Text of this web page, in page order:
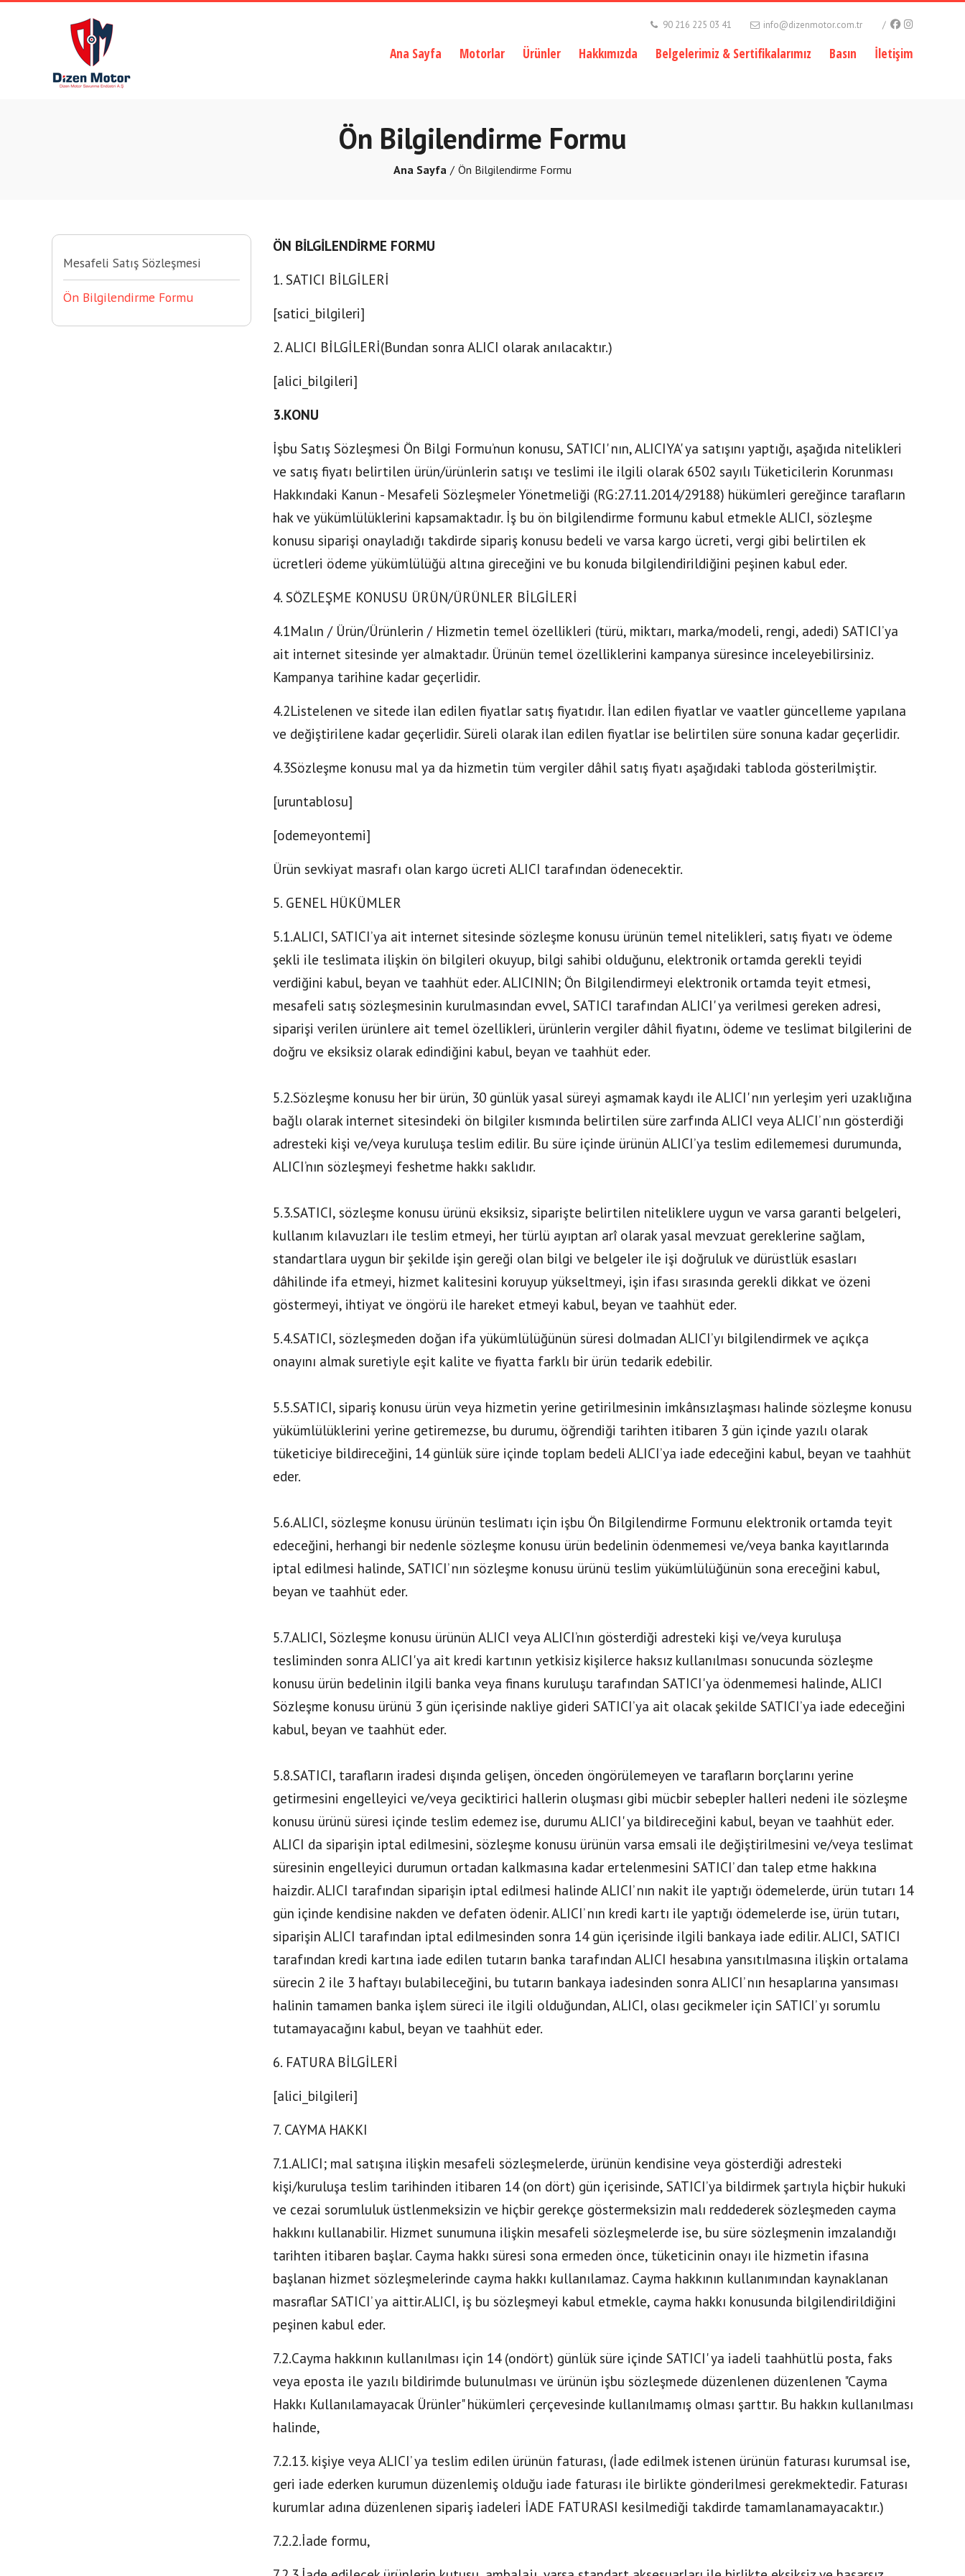
90 216 225 03 41 info@dizenmotor.com.tr
Ana Sayfa Motorlar Ürünler Hakkımızda Belgelerimiz & Sertifikalarımız Basın İletişim
Ön Bilgilendirme Formu
Ana Sayfa Ön Bilgilendirme Formu
Mesafeli Satış Sözleşmesi
Ön Bilgilendirme Formu
ÖN BİLGİLENDİRME FORMU
1. SATICI BİLGİLERİ
[satici_bilgileri]
2. ALICI BİLGİLERİ(Bundan sonra ALICI olarak anılacaktır.)
[alici_bilgileri]
3.KONU
İşbu Satış Sözleşmesi Ön Bilgi Formu’nun konusu, SATICI' nın, ALICIYA' ya satışını yaptığı, aşağıda nitelikleri
ve satış fiyatı belirtilen ürün/ürünlerin satışı ve teslimi ile ilgili olarak 6502 sayılı Tüketicilerin Korunması
Hakkındaki Kanun - Mesafeli Sözleşmeler Yönetmeliği (RG:27.11.2014/29188) hükümleri gereğince tarafların
hak ve yükümlülüklerini kapsamaktadır. İş bu ön bilgilendirme formunu kabul etmekle ALICI, sözleşme
konusu siparişi onayladığı takdirde sipariş konusu bedeli ve varsa kargo ücreti, vergi gibi belirtilen ek
ücretleri ödeme yükümlülüğü altına gireceğini ve bu konuda bilgilendirildiğini peşinen kabul eder.
4. SÖZLEŞME KONUSU ÜRÜN/ÜRÜNLER BİLGİLERİ
4.1Malın / Ürün/Ürünlerin / Hizmetin temel özellikleri (türü, miktarı, marka/modeli, rengi, adedi) SATICI’ya
ait internet sitesinde yer almaktadır. Ürünün temel özelliklerini kampanya süresince inceleyebilirsiniz.
Kampanya tarihine kadar geçerlidir.
4.2Listelenen ve sitede ilan edilen fiyatlar satış fiyatıdır. İlan edilen fiyatlar ve vaatler güncelleme yapılana
ve değiştirilene kadar geçerlidir. Süreli olarak ilan edilen fiyatlar ise belirtilen süre sonuna kadar geçerlidir.
4.3Sözleşme konusu mal ya da hizmetin tüm vergiler dâhil satış fiyatı aşağıdaki tabloda gösterilmiştir.
[uruntablosu]
[odemeyontemi]
Ürün sevkiyat masrafı olan kargo ücreti ALICI tarafından ödenecektir.
5. GENEL HÜKÜMLER
5.1.ALICI, SATICI’ya ait internet sitesinde sözleşme konusu ürünün temel nitelikleri, satış fiyatı ve ödeme
şekli ile teslimata ilişkin ön bilgileri okuyup, bilgi sahibi olduğunu, elektronik ortamda gerekli teyidi
verdiğini kabul, beyan ve taahhüt eder. ALICININ; Ön Bilgilendirmeyi elektronik ortamda teyit etmesi,
mesafeli satış sözleşmesinin kurulmasından evvel, SATICI tarafından ALICI' ya verilmesi gereken adresi,
siparişi verilen ürünlere ait temel özellikleri, ürünlerin vergiler dâhil fiyatını, ödeme ve teslimat bilgilerini de
doğru ve eksiksiz olarak edindiğini kabul, beyan ve taahhüt eder.
5.2.Sözleşme konusu her bir ürün, 30 günlük yasal süreyi aşmamak kaydı ile ALICI' nın yerleşim yeri uzaklığına
bağlı olarak internet sitesindeki ön bilgiler kısmında belirtilen süre zarfında ALICI veya ALICI’ nın gösterdiği
adresteki kişi ve/veya kuruluşa teslim edilir. Bu süre içinde ürünün ALICI’ya teslim edilememesi durumunda,
ALICI’nın sözleşmeyi feshetme hakkı saklıdır.
5.3.SATICI, sözleşme konusu ürünü eksiksiz, siparişte belirtilen niteliklere uygun ve varsa garanti belgeleri,
kullanım kılavuzları ile teslim etmeyi, her türlü ayıptan arî olarak yasal mevzuat gereklerine sağlam,
standartlara uygun bir şekilde işin gereği olan bilgi ve belgeler ile işi doğruluk ve dürüstlük esasları
dâhilinde ifa etmeyi, hizmet kalitesini koruyup yükseltmeyi, işin ifası sırasında gerekli dikkat ve özeni
göstermeyi, ihtiyat ve öngörü ile hareket etmeyi kabul, beyan ve taahhüt eder.
5.4.SATICI, sözleşmeden doğan ifa yükümlülüğünün süresi dolmadan ALICI’yı bilgilendirmek ve açıkça
onayını almak suretiyle eşit kalite ve fiyatta farklı bir ürün tedarik edebilir.
5.5.SATICI, sipariş konusu ürün veya hizmetin yerine getirilmesinin imkânsızlaşması halinde sözleşme konusu
yükümlülüklerini yerine getiremezse, bu durumu, öğrendiği tarihten itibaren 3 gün içinde yazılı olarak
tüketiciye bildireceğini, 14 günlük süre içinde toplam bedeli ALICI’ya iade edeceğini kabul, beyan ve taahhüt
eder.
5.6.ALICI, sözleşme konusu ürünün teslimatı için işbu Ön Bilgilendirme Formunu elektronik ortamda teyit
edeceğini, herhangi bir nedenle sözleşme konusu ürün bedelinin ödenmemesi ve/veya banka kayıtlarında
iptal edilmesi halinde, SATICI’ nın sözleşme konusu ürünü teslim yükümlülüğünün sona ereceğini kabul,
beyan ve taahhüt eder.
5.7.ALICI, Sözleşme konusu ürünün ALICI veya ALICI’nın gösterdiği adresteki kişi ve/veya kuruluşa
tesliminden sonra ALICI'ya ait kredi kartının yetkisiz kişilerce haksız kullanılması sonucunda sözleşme
konusu ürün bedelinin ilgili banka veya finans kuruluşu tarafından SATICI'ya ödenmemesi halinde, ALICI
Sözleşme konusu ürünü 3 gün içerisinde nakliye gideri SATICI’ya ait olacak şekilde SATICI’ya iade edeceğini
kabul, beyan ve taahhüt eder.
5.8.SATICI, tarafların iradesi dışında gelişen, önceden öngörülemeyen ve tarafların borçlarını yerine
getirmesini engelleyici ve/veya geciktirici hallerin oluşması gibi mücbir sebepler halleri nedeni ile sözleşme
konusu ürünü süresi içinde teslim edemez ise, durumu ALICI' ya bildireceğini kabul, beyan ve taahhüt eder.
ALICI da siparişin iptal edilmesini, sözleşme konusu ürünün varsa emsali ile değiştirilmesini ve/veya teslimat
süresinin engelleyici durumun ortadan kalkmasına kadar ertelenmesini SATICI’ dan talep etme hakkına
haizdir. ALICI tarafından siparişin iptal edilmesi halinde ALICI’ nın nakit ile yaptığı ödemelerde, ürün tutarı 14
gün içinde kendisine nakden ve defaten ödenir. ALICI’ nın kredi kartı ile yaptığı ödemelerde ise, ürün tutarı,
siparişin ALICI tarafından iptal edilmesinden sonra 14 gün içerisinde ilgili bankaya iade edilir. ALICI, SATICI
tarafından kredi kartına iade edilen tutarın banka tarafından ALICI hesabına yansıtılmasına ilişkin ortalama
sürecin 2 ile 3 haftayı bulabileceğini, bu tutarın bankaya iadesinden sonra ALICI’ nın hesaplarına yansıması
halinin tamamen banka işlem süreci ile ilgili olduğundan, ALICI, olası gecikmeler için SATICI’ yı sorumlu
tutamayacağını kabul, beyan ve taahhüt eder.
6. FATURA BİLGİLERİ
[alici_bilgileri]
7. CAYMA HAKKI
7.1.ALICI; mal satışına ilişkin mesafeli sözleşmelerde, ürünün kendisine veya gösterdiği adresteki
kişi/kuruluşa teslim tarihinden itibaren 14 (on dört) gün içerisinde, SATICI’ya bildirmek şartıyla hiçbir hukuki
ve cezai sorumluluk üstlenmeksizin ve hiçbir gerekçe göstermeksizin malı reddederek sözleşmeden cayma
hakkını kullanabilir. Hizmet sunumuna ilişkin mesafeli sözleşmelerde ise, bu süre sözleşmenin imzalandığı
tarihten itibaren başlar. Cayma hakkı süresi sona ermeden önce, tüketicinin onayı ile hizmetin ifasına
başlanan hizmet sözleşmelerinde cayma hakkı kullanılamaz. Cayma hakkının kullanımından kaynaklanan
masraflar SATICI’ ya aittir.ALICI, iş bu sözleşmeyi kabul etmekle, cayma hakkı konusunda bilgilendirildiğini
peşinen kabul eder.
7.2.Cayma hakkının kullanılması için 14 (ondört) günlük süre içinde SATICI' ya iadeli taahhütlü posta, faks
veya eposta ile yazılı bildirimde bulunulması ve ürünün işbu sözleşmede düzenlenen düzenlenen "Cayma
Hakkı Kullanılamayacak Ürünler" hükümleri çerçevesinde kullanılmamış olması şarttır. Bu hakkın kullanılması
halinde,
7.2.13. kişiye veya ALICI’ ya teslim edilen ürünün faturası, (İade edilmek istenen ürünün faturası kurumsal ise,
geri iade ederken kurumun düzenlemiş olduğu iade faturası ile birlikte gönderilmesi gerekmektedir. Faturası
kurumlar adına düzenlenen sipariş iadeleri İADE FATURASI kesilmediği takdirde tamamlanamayacaktır.)
7.2.2.İade formu,